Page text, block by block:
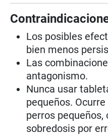
Los posibles
bien menos
Las
antagonismo.
Nunca usar
pequeños.
perros
sobredosis por